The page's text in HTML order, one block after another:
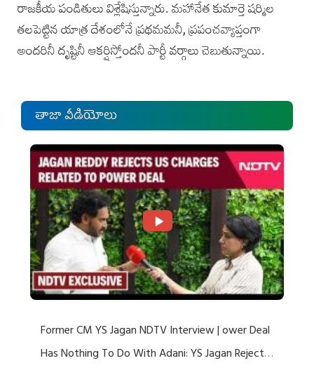
రాజకీయ పండితులు విశ్లేషిస్తున్నారు. మహానేత కుమార్తె షర్మిల
తలపెట్టిన యాత్ర దేశంలోనే ప్రథమమనీ, ప్రపంచవ్యాప్తంగా
అందరినీ దృష్టినీ ఆకర్షిస్తోందనీ పార్టీ వర్గాలు చెబుతున్నాయి.
తాజా వీడియోలు
Former CM YS Jagan NDTV Interview | ower Deal
Has Nothing To Do With Adani: YS Jagan Rejects